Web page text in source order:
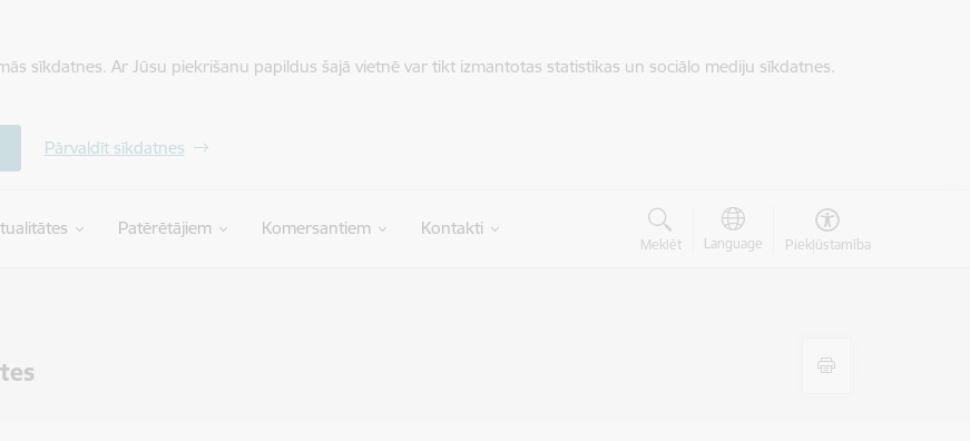
sīkdatnes. Ar Jūsu piekrišanu papildus šajā vietnē var tikt izmantotas statistikas un sociālo mediju sīkdatnes.
Pārvaldīt sīkdatnes
Patērētājiem Komersantiem Kontakti
Meklēt Language Piekļūstamība